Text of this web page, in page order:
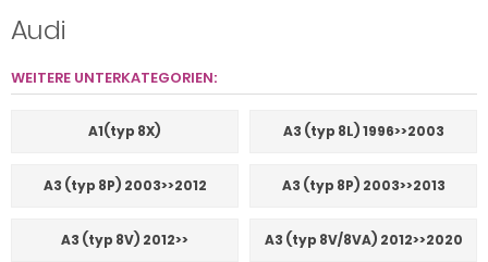
Audi
WEITERE UNTERKATEGORIEN:
A1(typ 8X) A3 (typ 8L) 1996>>2003
A3 (typ 8P) 2003>>2012 A3 (typ 8P) 2003>>2013
A3 (typ 8V) 2012>> A3 (typ 8V/8VA) 2012>>2020